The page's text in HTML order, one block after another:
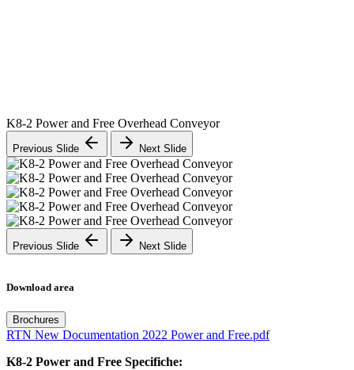
K8-2 Power and Free Overhead Conveyor
Previous Slide Next Slide
Previous Slide Next Slide
Download area
Brochures
RTN New Documentation 2022 Power and Free.pdf
K8-2 Power and Free Specifiche: